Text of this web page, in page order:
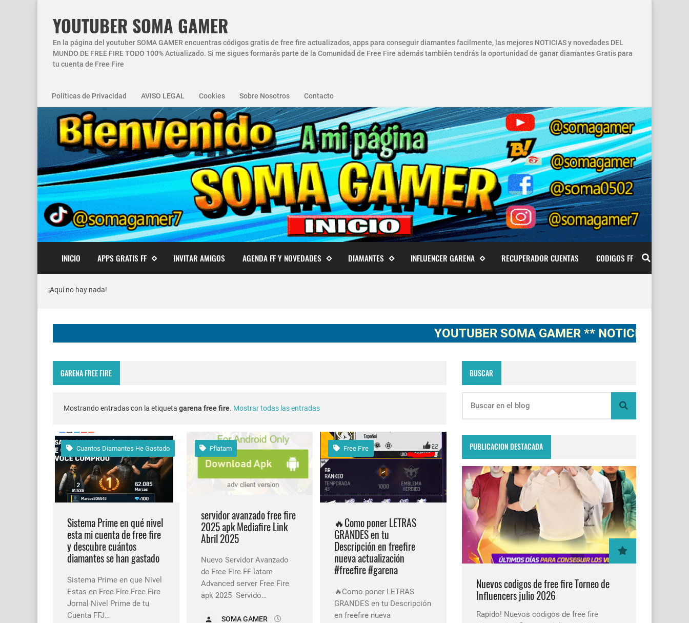
YOUTUBER SOMA GAMER
En la página del youtuber SOMA GAMER encuentras códigos gratis de free fire actualizados, apps para conseguir diamantes facilmente, las mejores NOTICIAS y novedades DEL
MUNDO DE FREE FIRE TODO 100% Actualizado. Si me sigues formarás parte de la Comunidad de Free Fire además también tendrás la oportunidad de ganar diamantes Gratis para
tu cuenta de Free Fire
Políticas de Privacidad AVISO LEGAL Cookies Sobre Nosotros Contacto
INICIO APPS GRATIS FF INVITAR AMIGOS AGENDA FF Y NOVEDADES DIAMANTES INFLUENCER GARENA RECUPERADOR CUENTAS CODIGOS FF
¡Aquí no hay nada!
YOUTUBER SOMA GAMER ** NOTICIAS,
GARENA FREE FIRE
Mostrando entradas con la etiqueta garena free fire. Mostrar todas las entradas
Cuantos Diamantes He Gastado
Sistema Prime en qué nivel
esta mi cuenta de free fire
y descubre cuántos
diamantes se han gastado
Sistema Prime en que Nivel
Estas en Free Fire Free Fire
Jornal Nivel Prime de tu
Cuenta FFJ…
Fflatam
servidor avanzado free fire
2025 apk Mediafire Link
Abril 2025
Nuevo Servidor Avanzado
de Free Fire FF latam
Advanced server Free Fire
apk 2025 Servido…
SOMA GAMER
Free Fire
🔥Como poner LETRAS
GRANDES en tu
Descripción en freefire
nueva actualización
#freefire #garena
🔥Como poner LETRAS
GRANDES en tu Descripción
en freefire nueva
BUSCAR
PUBLICACION DESTACADA
Nuevos codigos de free fire Torneo de
Influencers julio 2026
Rapido! Nuevos codigos de free fire